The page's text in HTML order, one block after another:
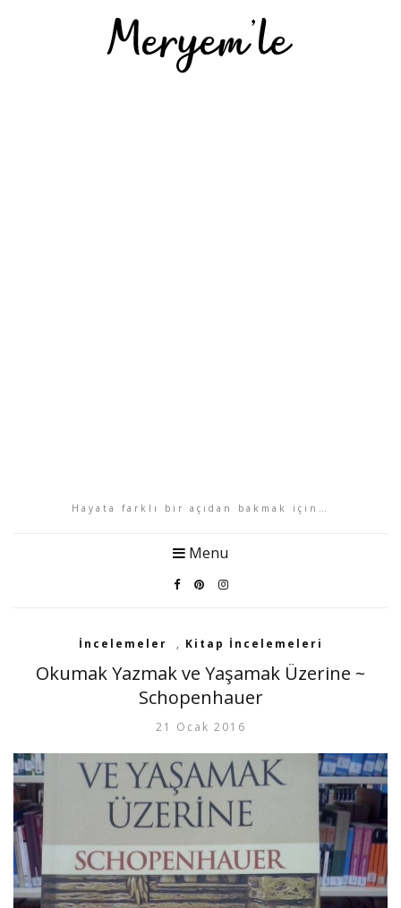
Hayata farklı bir açıdan bakmak için…
Menu
İncelemeler , Kitap İncelemeleri
Okumak Yazmak ve Yaşamak Üzerine ~
Schopenhauer
21 Ocak 2016